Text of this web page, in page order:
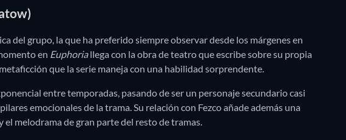
del grupo, la que ha preferido siempre observar desde los márgenes en
en Euphoriallega con la obra de teatro que escribe sobre su propia
que la serie maneja con una habilidad sorprendente.
entre temporadas, pasando de ser un personaje secundario casi
emocionales de la trama. Su relación con Fezco añade además una
melodrama de gran parte del resto de tramas.